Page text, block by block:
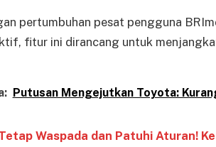
pertumbuhan pesat pengguna
fitur ini dirancang untuk
Putusan Mengejutkan Toyota:
Waspada dan Patuhi Aturan!